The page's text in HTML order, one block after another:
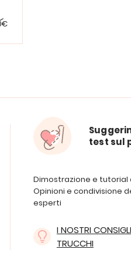
test sul
Dimostrazione e tutorial
Opinioni e condivisione
esperti
I NOSTRI
TRUCCHI